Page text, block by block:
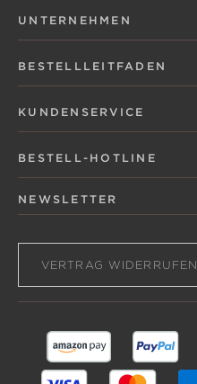
UNTERNEHMEN
BESTELLLEITFADEN
KUNDENSERVICE
BESTELL-HOTLINE
NEWSLETTER
VERTRAG WIDERRUFEN